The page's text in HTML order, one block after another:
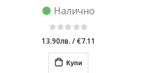
Налично
13.90лв. /€7.11
Купи